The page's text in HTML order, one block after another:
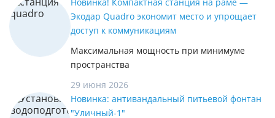
Новинка! Компактная станция на раме —
Экодар Quadro экономит место и упрощает
доступ к коммуникациям
Максимальная мощность при минимуме
пространства
29 июня 2026
Новинка: антивандальный питьевой фонтан
"Уличный-1"